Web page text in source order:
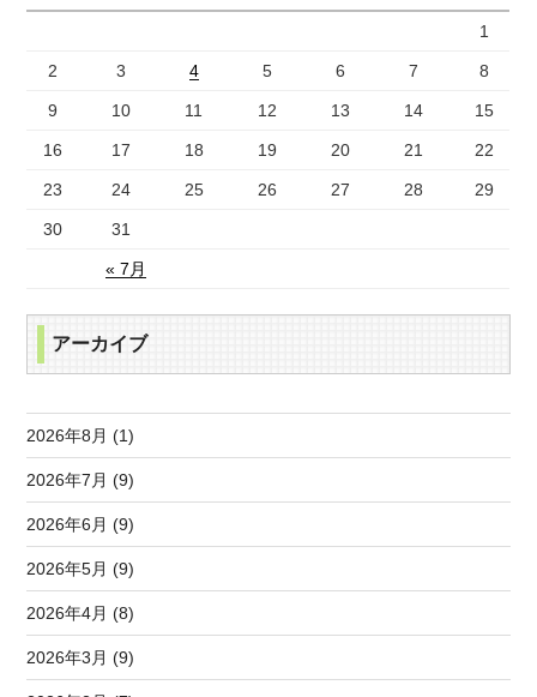
« 7月
1
2 3 4 5 6 7 8
9 10 11 12 13 14 15
16 17 18 19 20 21 22
23 24 25 26 27 28 29
30 31
アーカイブ
2026年8月 (1)
2026年7月 (9)
2026年6月 (9)
2026年5月 (9)
2026年4月 (8)
2026年3月 (9)